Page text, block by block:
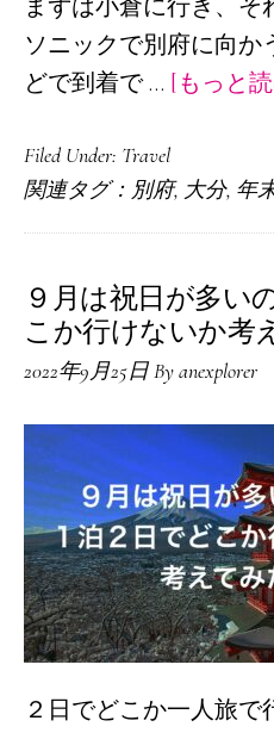
まずは小倉に行き、そ
ソニックで別府に向か
どで到着で … [もっと読
Filed Under: Travel
関連タグ： 別府, 大分, 年
９月は祝日が多い
こか行けないか考
2022年9月25日Byanexplorer
２日でどこか一人旅